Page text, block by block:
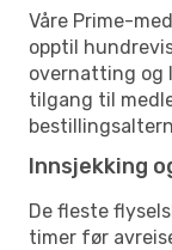
Våre Prime-
opptil
overnatting og
tilgang til
Innsjekking
De fleste
timer før